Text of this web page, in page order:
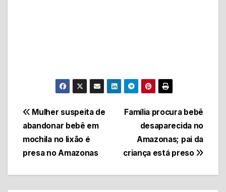
Navegação
de
Post
Família procura bebê
desaparecida no
Amazonas; pai da
criança está preso
Mulher suspeita de
abandonar bebê em
mochila no lixão é
presa no Amazonas